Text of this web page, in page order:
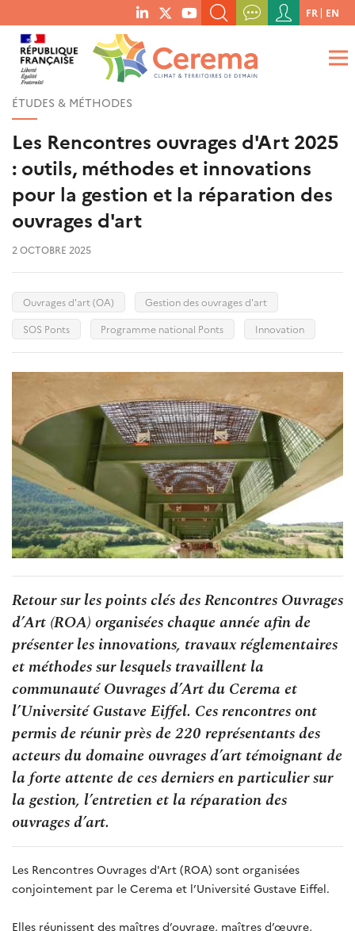
menu
social
links
RECHERCHER UN MOT-CLÉ, UNE PUBLICATION, ETC.
QUE RECHERCHEZ-VOUS ?
Menu
du
compte
de
FR EN
ÉTUDES & MÉTHODES
Les Rencontres ouvrages d'Art 2025
: outils, méthodes et innovations
pour la gestion et la réparation des
ouvrages d'art
2 OCTOBRE 2025
Ouvrages d'art (OA)
Gestion des ouvrages d'art
SOS Ponts
Programme national Ponts Innovation
Retour sur les points clés des Rencontres Ouvrages
d’Art (ROA) organisées chaque année afin de
présenter les innovations, travaux réglementaires
et méthodes sur lesquels travaillent la
communauté Ouvrages d’Art du Cerema et
l’Université Gustave Eiffel. Ces rencontres ont
permis de réunir près de 220 représentants des
acteurs du domaine ouvrages d’art témoignant de
la forte attente de ces derniers en particulier sur
la gestion, l’entretien et la réparation des
ouvrages d’art.
Les Rencontres Ouvrages d'Art (ROA) sont organisées
conjointement par le Cerema et l’Université Gustave Eiffel.
Elles réunissent des maîtres d’ouvrage, maîtres d’œuvre,